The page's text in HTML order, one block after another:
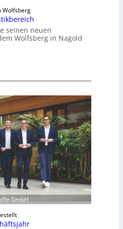
Wolfsberg
seinen neuen
Wolfsberg in Nagold
GmbH